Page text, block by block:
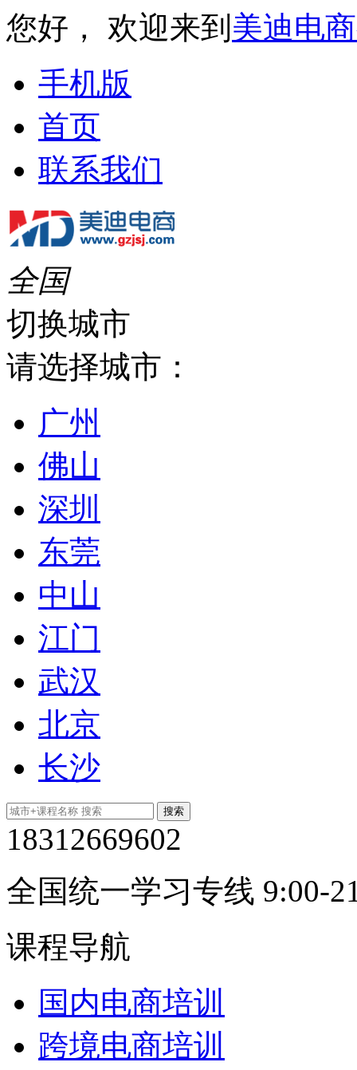
您好， 欢迎来到 美迪电
手机版
首页
联系我们
全国
切换城市
请选择城市：
广州
佛山
深圳
东莞
中山
江门
武汉
北京
长沙
18312669602
全国统一学习专线 9:00-
课程导航
国内电商培训
跨境电商培训